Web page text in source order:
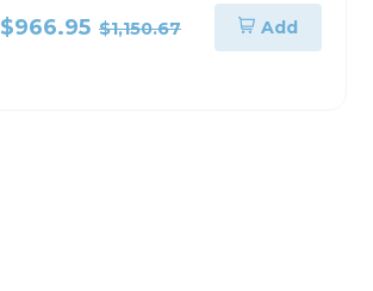
WM20/DF20
$966.95 $1,150.67 Add